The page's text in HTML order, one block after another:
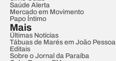
Saúde Alerta
Mercado em Movimento
Papo Íntimo
Mais
Últimas Notícias
Tábuas de Marés em João Pessoa
Editais
Sobre o Jornal da Paraíba